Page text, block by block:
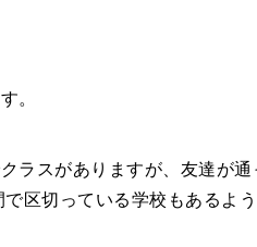
。
ラスがありますが、友達が
区切っている学校もあるよう